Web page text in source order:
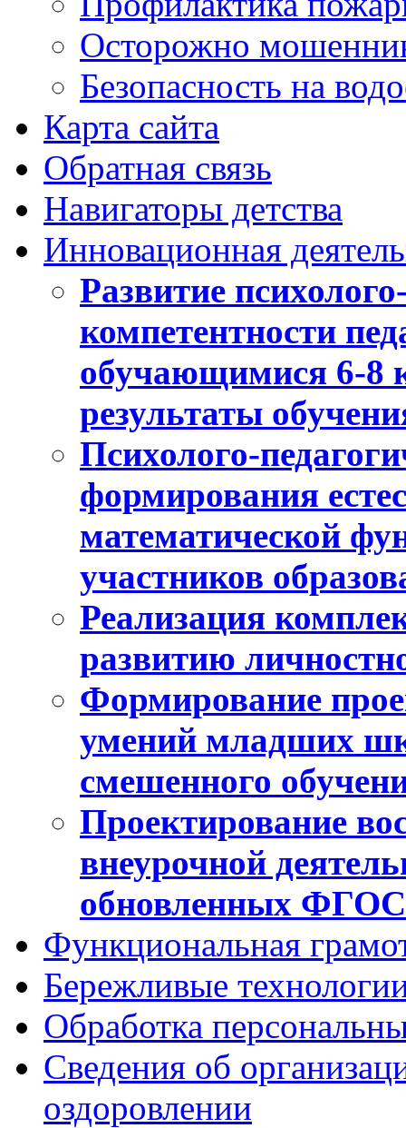
Осторожно
Безопасность на
Карта сайта
Обратная связь
Навигаторы детства
Инновационная
Развитие
компетентности
обучающимися 6-8
результаты
Психолого-
формирования
математической
участников
Реализация
развитию
Формирование
умений младших
смешенного
Проектирование
внеурочной
обновленных
Функциональная
Бережливые
Обработка
Сведения об
оздоровлении